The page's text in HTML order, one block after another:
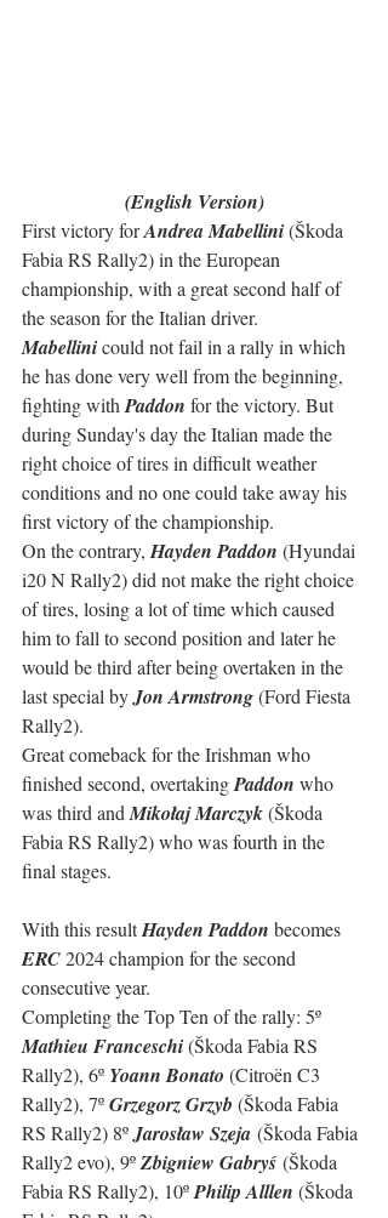
(English Version)
First victory for Andrea Mabellini (Škoda
Fabia RS Rally2) in the European
championship, with a great second half of
the season for the Italian driver.
Mabellini could not fail in a rally in which
he has done very well from the beginning,
fighting with Paddon for the victory. But
during Sunday's day the Italian made the
right choice of tires in difficult weather
conditions and no one could take away his
first victory of the championship.
On the contrary, Hayden Paddon (Hyundai
i20 N Rally2) did not make the right choice
of tires, losing a lot of time which caused
him to fall to second position and later he
would be third after being overtaken in the
last special by Jon Armstrong (Ford Fiesta
Rally2).
Great comeback for the Irishman who
finished second, overtaking Paddon who
was third and Mikołaj Marczyk (Škoda
Fabia RS Rally2) who was fourth in the
final stages.
With this result Hayden Paddon becomes
ERC 2024 champion for the second
consecutive year.
Completing the Top Ten of the rally: 5º
Mathieu Franceschi (Škoda Fabia RS
Rally2), 6º Yoann Bonato (Citroën C3
Rally2), 7º Grzegorz Grzyb (Škoda Fabia
RS Rally2) 8º Jarosław Szeja (Škoda Fabia
Rally2 evo), 9º Zbigniew Gabryś (Škoda
Fabia RS Rally2), 10º Philip Alllen (Škoda